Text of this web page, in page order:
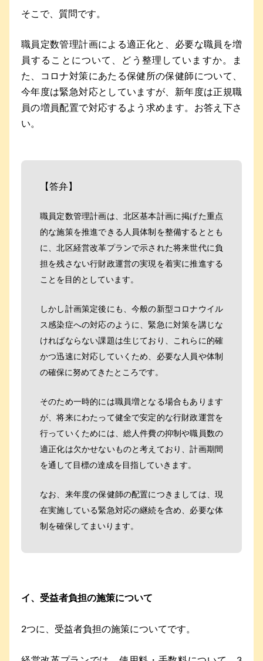
そこで、質問です。
職員定数管理計画による適正化と、必要な職員を増
員することについて、どう整理していますか。ま
た、コロナ対策にあたる保健所の保健師について、
今年度は緊急対応としていますが、新年度は正規職
員の増員配置で対応するよう求めます。お答え下さ
い。
【答弁】
職員定数管理計画は、北区基本計画に掲げた重点
的な施策を推進できる人員体制を整備するととも
に、北区経営改革プランで示された将来世代に負
担を残さない行財政運営の実現を着実に推進する
ことを目的としています。
しかし計画策定後にも、今般の新型コロナウイル
ス感染症への対応のように、緊急に対策を講じな
ければならない課題は生じており、これらに的確
かつ迅速に対応していくため、必要な人員や体制
の確保に努めてきたところです。
そのため一時的には職員増となる場合もあります
が、将来にわたって健全で安定的な行財政運営を
行っていくためには、総人件費の抑制や職員数の
適正化は欠かせないものと考えており、計画期間
を通して目標の達成を目指していきます。
なお、来年度の保健師の配置につきましては、現
在実施している緊急対応の継続を含め、必要な体
制を確保してまいります。
イ、受益者負担の施策について
2つに、受益者負担の施策についてです。